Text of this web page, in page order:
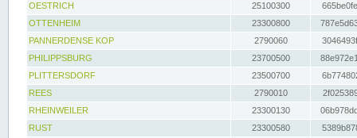
OESTRICH
25100300
OTTENHEIM
23300800
PANNERDENSE KOP
2790060
PHILIPPSBURG
23700500
PLITTERSDORF
23500700
REES
2790010
RHEINWEILER
23300130
RUST
23300580